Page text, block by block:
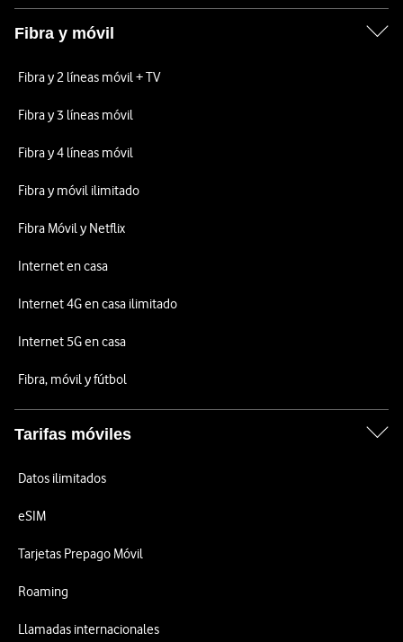
Fibra y móvil
Fibra y 2 líneas móvil + TV
Fibra y 3 líneas móvil
Fibra y 4 líneas móvil
Fibra y móvil ilimitado
Fibra Móvil y Netflix
Internet en casa
Internet 4G en casa ilimitado
Internet 5G en casa
Fibra, móvil y fútbol
Tarifas móviles
Datos ilimitados
eSIM
Tarjetas Prepago Móvil
Roaming
Llamadas internacionales